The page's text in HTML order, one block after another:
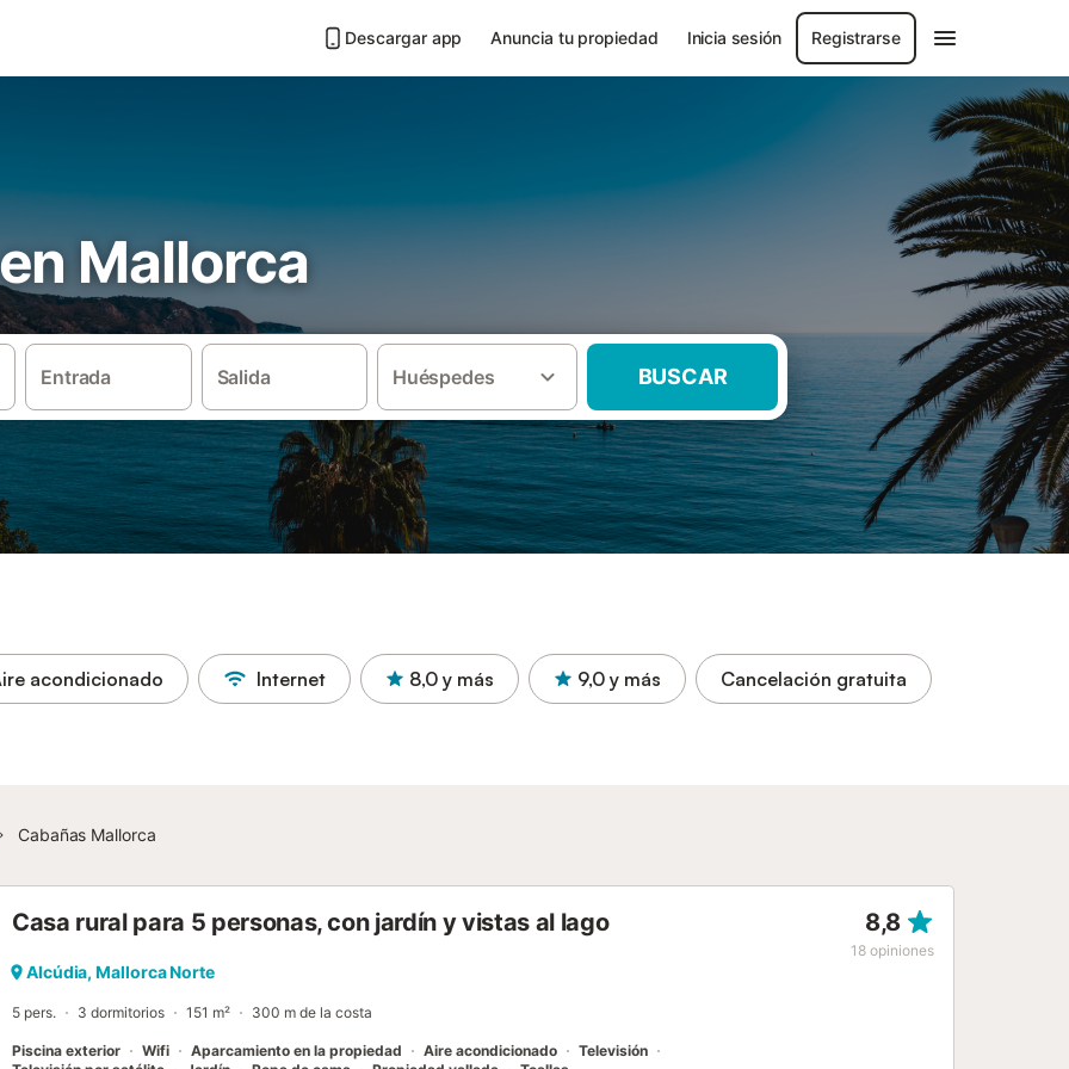
Descargar app Anuncia tu propiedad Inicia sesión Registrarse
Mallorca
Entrada Salida Huéspedes BUSCAR
acondicionado Internet 8,0 y más 9,0 y más Cancelación gratuita
Cabañas Mallorca
Casa rural para 5 personas, con jardín y vistas al lago 8,8
18 opiniones
Alcúdia, Mallorca Norte
5 pers. 3 dormitorios 151 m² 300 m de la costa
Piscina exterior Wifi Aparcamiento en la propiedad Aire acondicionado
Televisión